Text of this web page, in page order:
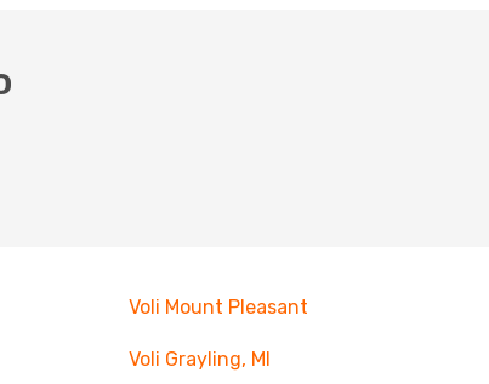
Voli Mount Pleasant
Voli Grayling, MI